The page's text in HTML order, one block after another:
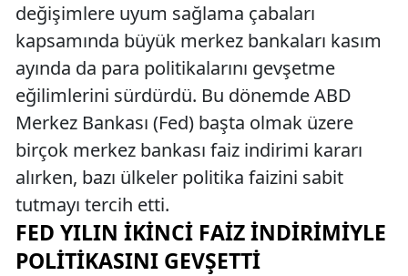
değişimlere uyum sağlama çabaları
kapsamında büyük merkez bankaları kasım
ayında da para politikalarını gevşetme
eğilimlerini sürdürdü. Bu dönemde ABD
Merkez Bankası (Fed) başta olmak üzere
birçok merkez bankası faiz indirimi kararı
alırken, bazı ülkeler politika faizini sabit
tutmayı tercih etti.
FED YILIN İKINCI FAIZ İNDIRIMIYLE
POLITIKASINI GEVŞETTI